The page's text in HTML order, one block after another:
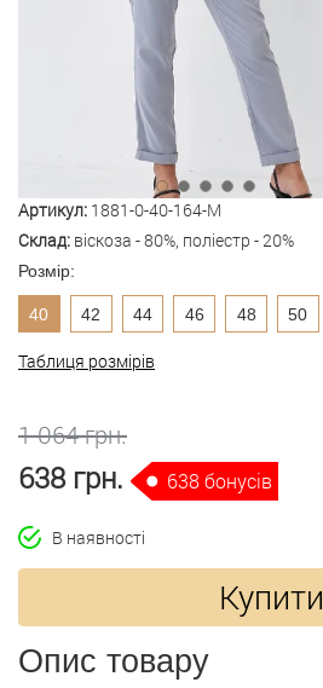
Артикул: 1881-0-40-164-M
Склад: віскоза - 80%, поліестр - 20%
Розмір:
40 42 44 46 48 50
Таблиця розмірів
1 064 грн.
638 грн. 638 бонусів
В наявності
Купити
Опис товару